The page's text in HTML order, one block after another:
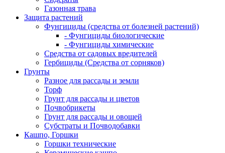
Газонная трава
Защита растений
Фунгициды (средства от болезней растений)
- Фунгициды биологические
- Фунгициды химические
Средства от садовых вредителей
Гербициды (Средства от сорняков)
Грунты
Разное для рассады и земли
Торф
Грунт для рассады и цветов
Почвобрикеты
Грунт для рассады и овощей
Субстраты и Почводобавки
Кашпо, Горшки
Горшки технические